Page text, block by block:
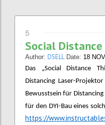
5
Social Distance
Author: DSELL Date: 18
Das „Social Distance
Distancing Laser-
Bewusstsein für
für den DYI-Bau eines
https://